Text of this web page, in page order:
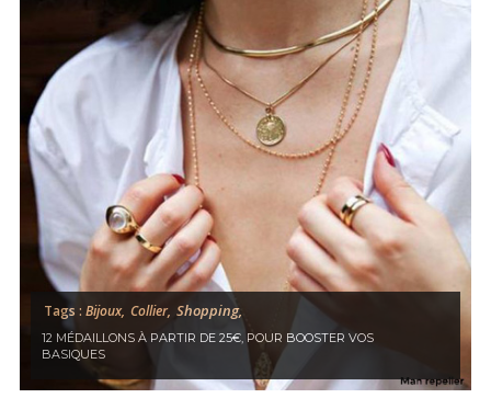
Tags : Bijoux, Collier, Shopping,
12 MÉDAILLONS À PARTIR DE 25€, POUR BOOSTER VOS
BASIQUES